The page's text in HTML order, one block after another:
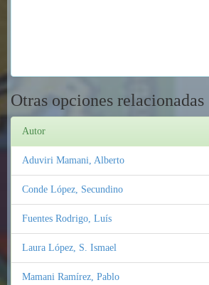
Otras opciones relacionadas
Autor
Aduviri Mamani, Alberto
Conde López, Secundino
Fuentes Rodrigo, Luís
Laura López, S. Ismael
Mamani Ramírez, Pablo